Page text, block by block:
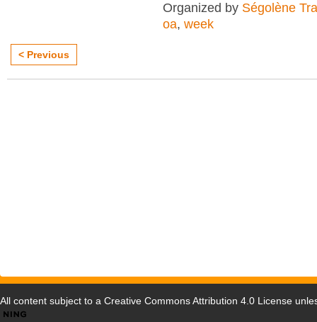
Organized by Ségolène
oa, week
< Previous
All content subject to a Creative Commons Attribution 4.0 License